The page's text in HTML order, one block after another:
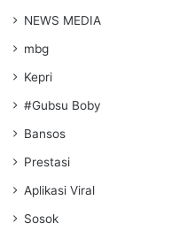
NEWS MEDIA
mbg
Kepri
#Gubsu Boby
Bansos
Prestasi
Aplikasi Viral
Sosok